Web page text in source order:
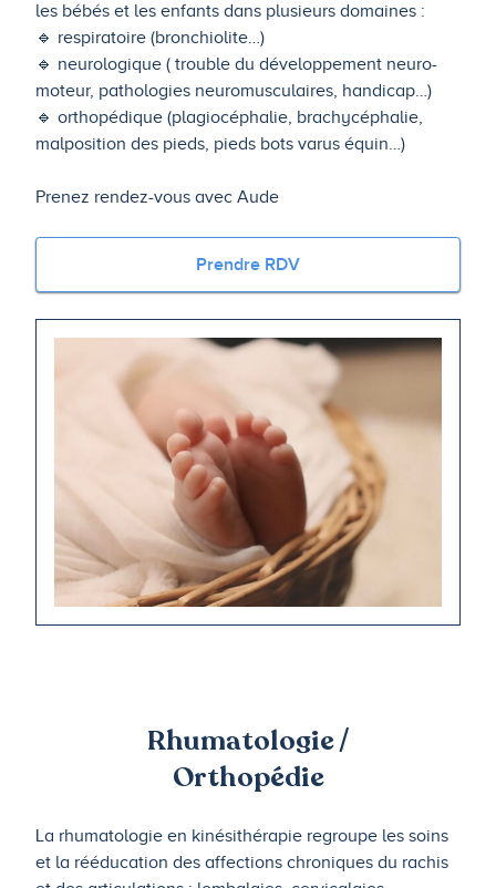
les bébés et les enfants dans plusieurs domaines :
🔹 respiratoire (bronchiolite…)
🔹 neurologique ( trouble du développement neuro-
moteur, pathologies neuromusculaires, handicap…)
🔹 orthopédique (plagiocéphalie, brachycéphalie,
malposition des pieds, pieds bots varus équin…)
Prenez rendez-vous avec Aude
Prendre RDV
Rhumatologie /
Orthopédie
La rhumatologie en kinésithérapie regroupe les soins
et la rééducation des affections chroniques du rachis